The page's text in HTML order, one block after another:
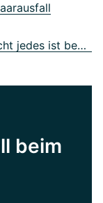
04 Fazit: Jedes Haar zählt – aber nicht jedes ist bedenklich
beim